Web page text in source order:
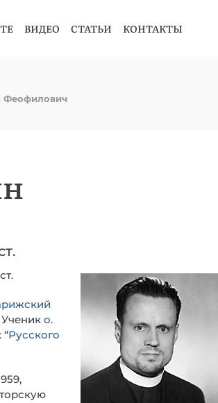
ВИДЕО СТАТЬИ КОНТАКТЫ
Феофилович
о.
Русского